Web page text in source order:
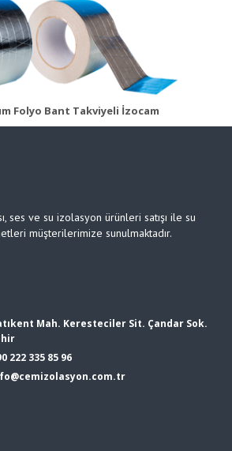
Folyo Bant Takviyeli İzocam
Folyo Bant Takviyesiz
Ürün Detayı
ses ve su izolasyon ürünleri satışı ile su
müşterilerimize sunulmaktadır.
Mah. Keresteciler Sit. Çandar Sok.
222 335 85 96